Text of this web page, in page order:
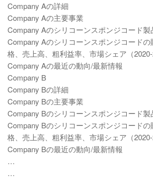
Company Aの詳細
Company Aの主要事業
Company Aのシリコーンスポンジコード製
Company Aのシリコーンスポンジコード
格、売上高、粗利益率、市場シェア（2020-
Company Aの最近の動向/最新情報
Company B
Company Bの詳細
Company Bの主要事業
Company Bのシリコーンスポンジコード製
Company Bのシリコーンスポンジコード
格、売上高、粗利益率、市場シェア（2020-
Company Bの最近の動向/最新情報
…
…